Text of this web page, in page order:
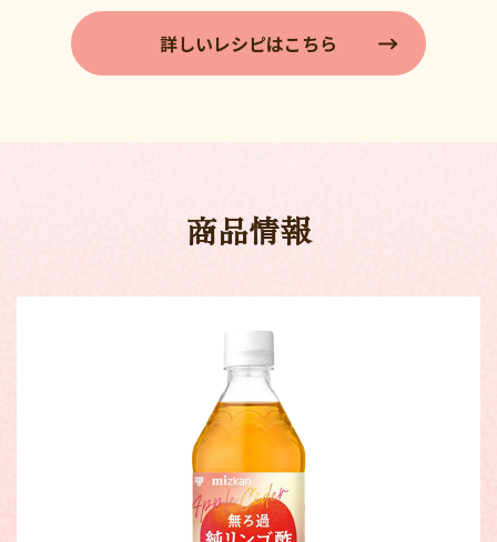
詳しいレシピはこちら
商品情報